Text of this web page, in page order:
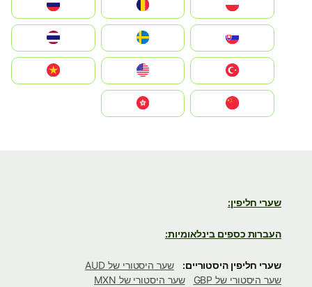
România
Slovensko
United States
Vietnam
שערי חליפין:
העברות כספים בינלאומיות:
שערי חליפין היסטוריים:
שער היסטורי של AUD
שער היסטורי של GBP
שער היסטורי של MXN